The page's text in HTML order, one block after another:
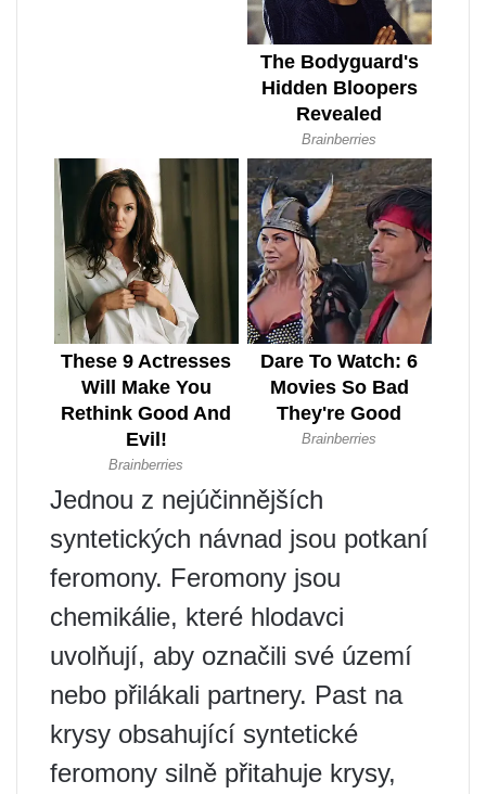
Jednou z nejúčinnějších
syntetických návnad jsou potkaní
feromony. Feromony jsou
chemikálie, které hlodavci
uvolňují, aby označili své území
nebo přilákali partnery. Past na
krysy obsahující syntetické
feromony silně přitahuje krysy,